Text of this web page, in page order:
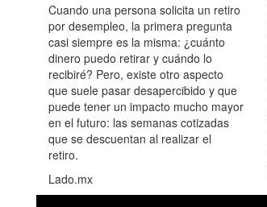
Cuando una persona solicita un retiro
por desempleo, la primera pregunta
casi siempre es la misma: ¿cuánto
dinero puedo retirar y cuándo lo
recibiré? Pero, existe otro aspecto
que suele pasar desapercibido y que
puede tener un impacto mucho mayor
en el futuro: las semanas cotizadas
que se descuentan al realizar el
retiro.
Lado.mx